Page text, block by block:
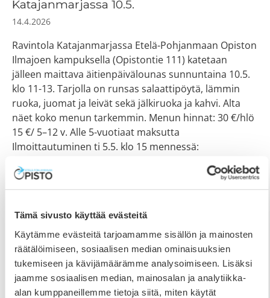
Tämä sivusto käyttää evästeitä
Käytämme evästeitä tarjoamamme sisällön ja mainosten
räätälöimiseen, sosiaalisen median ominaisuuksien
tukemiseen ja kävijämäärämme analysoimiseen. Lisäksi
jaamme sosiaalisen median, mainosalan ja analytiikka-
alan kumppaneillemme tietoja siitä, miten käytät
Katajanmarjassa 10.5.
14.4.2026
Ravintola Katajanmarjassa Etelä-Pohjanmaan Opiston
Ilmajoen kampuksella (Opistontie 111) katetaan
jälleen maittava äitienpäivälounas sunnuntaina 10.5.
klo 11-13. Tarjolla on runsas salaattipöytä, lämmin
ruoka, juomat ja leivät sekä jälkiruoka ja kahvi. Alta
näet koko menun tarkemmin. Menun hinnat: 30 €/hlö
15 €/ 5–12 v. Alle 5-vuotiaat maksutta
Ilmoittautuminen ti 5.5. klo 15 mennessä: